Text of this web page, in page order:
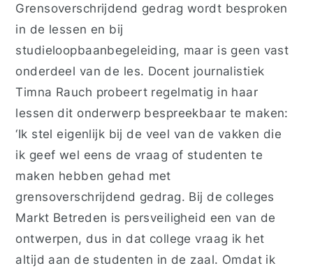
Grensoverschrijdend gedrag wordt besproken
in de lessen en bij
studieloopbaanbegeleiding, maar is geen vast
onderdeel van de les. Docent journalistiek
Timna Rauch probeert regelmatig in haar
lessen dit onderwerp bespreekbaar te maken:
‘Ik stel eigenlijk bij de veel van de vakken die
ik geef wel eens de vraag of studenten te
maken hebben gehad met
grensoverschrijdend gedrag. Bij de colleges
Markt Betreden is persveiligheid een van de
ontwerpen, dus in dat college vraag ik het
altijd aan de studenten in de zaal. Omdat ik